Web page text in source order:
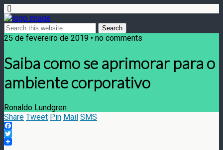
25 de fevereiro de 2019 • no comments
Saiba como se aprimorar para o
ambiente corporativo
Ronaldo Lundgren
Share Tweet Pin Mail SMS
Facebook
Twitter